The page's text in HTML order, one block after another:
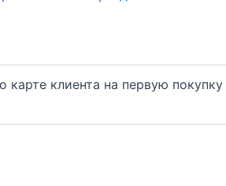
карте клиента на первую покупку